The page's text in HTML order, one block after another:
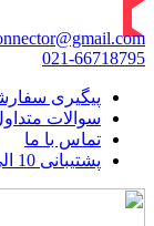
021-66718795
پیگیری
سوالات
تماس با ما
پشتیبانی 10 الی 17